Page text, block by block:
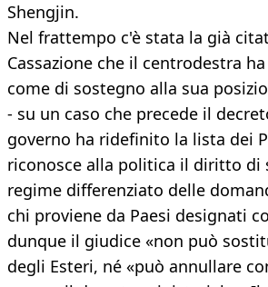
Shengjin.
Nel frattempo c'è stata la già
Cassazione che il centrodestra
come di sostegno alla sua
- su un caso che precede il
governo ha ridefinito la lista dei
riconosce alla politica il diritto di
regime differenziato delle
chi proviene da Paesi designati
dunque il giudice «non può
degli Esteri, né «può annullare